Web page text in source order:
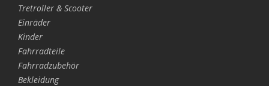
Tretroller & Scooter
Einräder
Kinder
Fahrradteile
Fahrradzubehör
Bekleidung